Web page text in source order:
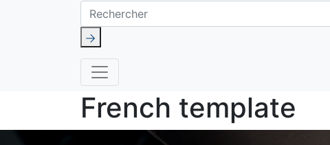
Rechercher
French template